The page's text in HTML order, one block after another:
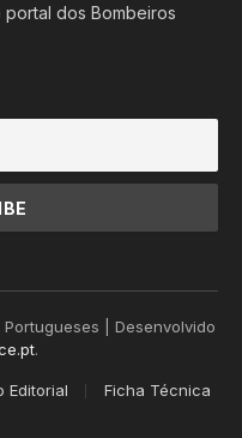
dos Bombeiros
| Desenvolvido
.
Editorial Ficha Técnica